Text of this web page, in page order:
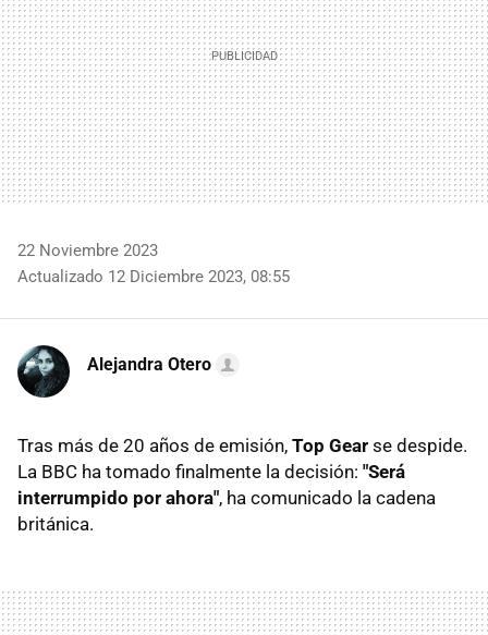
22 Noviembre 2023
Actualizado 12 Diciembre 2023, 08:55
Alejandra Otero
Tras más de 20 años de emisión, Top Gear se despide.
La BBC ha tomado finalmente la decisión: "Será
interrumpido por ahora", ha comunicado la cadena
británica.